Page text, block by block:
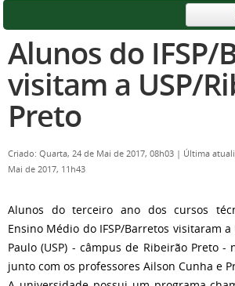
Alunos do IFSP/
visitam a USP/
Preto
Criado: Quarta, 24 de Mai de 2017, 08h03 | Última
Mai de 2017, 11h43
Alunos do terceiro ano dos cursos
Ensino Médio do IFSP/Barretos visitaram
Paulo (USP) - câmpus de Ribeirão Preto
junto com os professores Ailson Cunha e